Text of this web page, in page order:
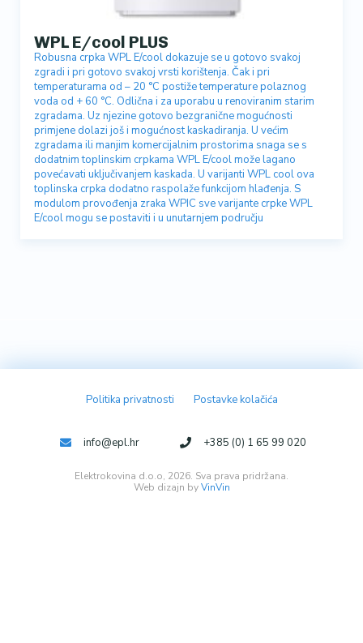
WPL E/cool PLUS
Robusna crpka WPL E/cool dokazuje se u gotovo svakoj
zgradi i pri gotovo svakoj vrsti korištenja. Čak i pri
temperaturama od – 20 °C postiže temperature polaznog
voda od + 60 °C. Odlična i za uporabu u renoviranim starim
zgradama. Uz njezine gotovo bezgranične mogućnosti
primjene dolazi još i mogućnost kaskadiranja. U većim
zgradama ili manjim komercijalnim prostorima snaga se s
dodatnim toplinskim crpkama WPL E/cool može lagano
povećavati uključivanjem kaskada. U varijanti WPL cool ova
toplinska crpka dodatno raspolaže funkcijom hlađenja. S
modulom provođenja zraka WPIC sve varijante crpke WPL
E/cool mogu se postaviti i u unutarnjem području
Politika privatnosti Postavke kolačića
Web dizajn byVinVin
Elektrokovina d.o.o, 2026. Sva prava pridržana.
info@epl.hr +385 (0) 1 65 99 020